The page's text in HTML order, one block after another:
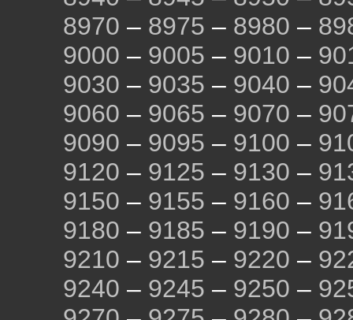
8970 – 8975 – 8980 –
9000 – 9005 – 9010 –
9030 – 9035 – 9040 –
9060 – 9065 – 9070 –
9090 – 9095 – 9100 –
9120 – 9125 – 9130 –
9150 – 9155 – 9160 –
9180 – 9185 – 9190 –
9210 – 9215 – 9220 –
9240 – 9245 – 9250 –